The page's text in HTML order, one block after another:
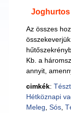
Az összes
Kb. a
annyit,
cimkék:
Hétköznapi
Meleg Sós,